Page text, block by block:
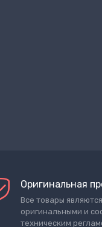
Оригинальная
Все товары являются
оригинальными и
техническим